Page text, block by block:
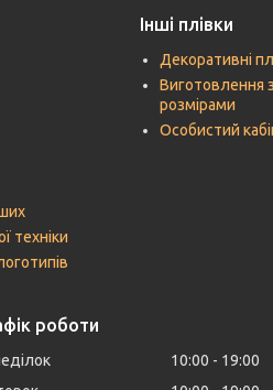
техніки
Інші плівки
Декоративні
Виготовлення
розмірами
Особистий
роботи
10:00
19:00